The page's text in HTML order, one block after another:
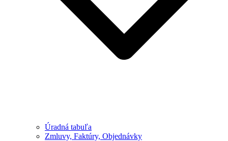
Úradná tabuľa
Zmluvy, Faktúry, Objednávky